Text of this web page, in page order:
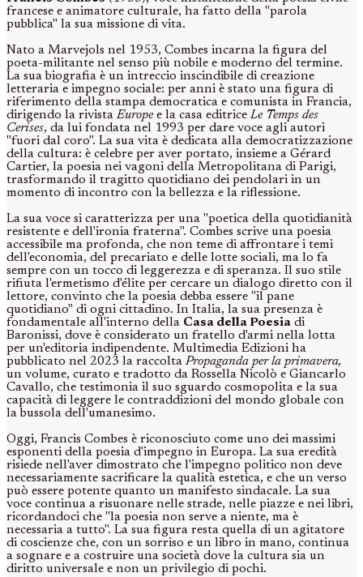
francese e animatore culturale, ha fatto della "parola
pubblica" la sua missione di vita.
Nato a Marvejols nel 1953, Combes incarna la figura del
poeta-militante nel senso più nobile e moderno del termine.
La sua biografia è un intreccio inscindibile di creazione
letteraria e impegno sociale: per anni è stato una figura di
riferimento della stampa democratica e comunista in Francia,
dirigendo la rivista Europee la casa editrice Le Temps des
Cerises, da lui fondata nel 1993 per dare voce agli autori
"fuori dal coro". La sua vita è dedicata alla democratizzazione
della cultura: è celebre per aver portato, insieme a Gérard
Cartier, la poesia nei vagoni della Metropolitana di Parigi,
trasformando il tragitto quotidiano dei pendolari in un
momento di incontro con la bellezza e la riflessione.
La sua voce si caratterizza per una "poetica della quotidianità
resistente e dell'ironia fraterna". Combes scrive una poesia
accessibile ma profonda, che non teme di affrontare i temi
dell'economia, del precariato e delle lotte sociali, ma lo fa
sempre con un tocco di leggerezza e di speranza. Il suo stile
rifiuta l'ermetismo d'élite per cercare un dialogo diretto con il
lettore, convinto che la poesia debba essere "il pane
quotidiano" di ogni cittadino. In Italia, la sua presenza è
fondamentale all'interno della Casa della Poesia di
Baronissi, dove è considerato un fratello d'armi nella lotta
per un'editoria indipendente. Multimedia Edizioni ha
pubblicato nel 2023 la raccolta Propaganda per la primavera,
un volume, curato e tradotto da Rossella Nicolò e Giancarlo
Cavallo, che testimonia il suo sguardo cosmopolita e la sua
capacità di leggere le contraddizioni del mondo globale con
la bussola dell'umanesimo.
Oggi, Francis Combes è riconosciuto come uno dei massimi
esponenti della poesia d'impegno in Europa. La sua eredità
risiede nell'aver dimostrato che l'impegno politico non deve
necessariamente sacrificare la qualità estetica, e che un verso
può essere potente quanto un manifesto sindacale. La sua
voce continua a risuonare nelle strade, nelle piazze e nei libri,
ricordandoci che "la poesia non serve a niente, ma è
necessaria a tutto". La sua figura resta quella di un agitatore
di coscienze che, con un sorriso e un libro in mano, continua
a sognare e a costruire una società dove la cultura sia un
diritto universale e non un privilegio di pochi.